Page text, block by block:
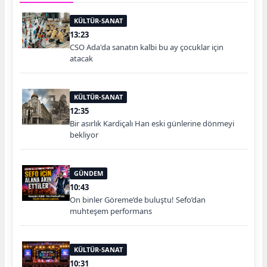
KÜLTÜR-SANAT
13:23
CSO Ada'da sanatın kalbi bu ay çocuklar için
atacak
KÜLTÜR-SANAT
12:35
Bir asırlık Kardiçalı Han eski günlerine dönmeyi
bekliyor
GÜNDEM
10:43
On binler Göreme’de buluştu! Sefo’dan
muhteşem performans
KÜLTÜR-SANAT
10:31